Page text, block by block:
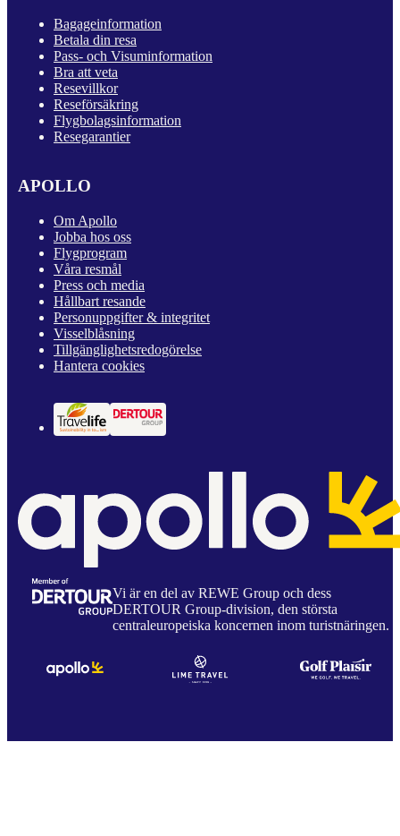
Bagageinformation
Betala din resa
Pass- och Visuminformation
Bra att veta
Resevillkor
Reseförsäkring
Flygbolagsinformation
Resegarantier
APOLLO
Om Apollo
Jobba hos oss
Flygprogram
Våra resmål
Press och media
Hållbart resande
Personuppgifter & integritet
Visselblåsning
Tillgänglighetsredogörelse
Hantera cookies
Vi är en del av REWE Group och dess
DERTOUR Group-division, den största
centraleuropeiska koncernen inom turistnäringen.